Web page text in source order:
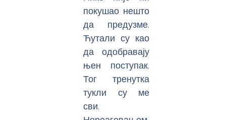
покушао нешто
да предузме.
Ћутали су као
да одобравају
њен поступак.
Тог тренутка
тукли су ме
сви.